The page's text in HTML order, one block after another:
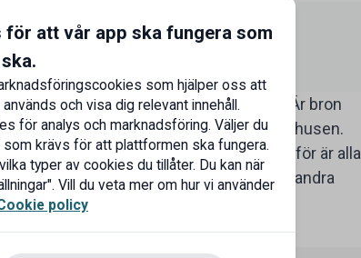
en kväll och särskilt nu
upplyst.
sidan) med pontonbron Emmabron. Är bron
bron och uppleva de färgglada handelshusen.
och införde en skatt på dessa och därför är alla
på sommarkläder rekommenderas att vandra
Sambon köpte fem klänningar.
att vår app ska fungera som
som hjälper oss att
och visa dig relevant innehåll.
för analys och marknadsföring. Väljer du
krävs för att plattformen ska fungera.
typer av cookies du tillåter. Du kan när
Vill du veta mer om hur vi använder
policy